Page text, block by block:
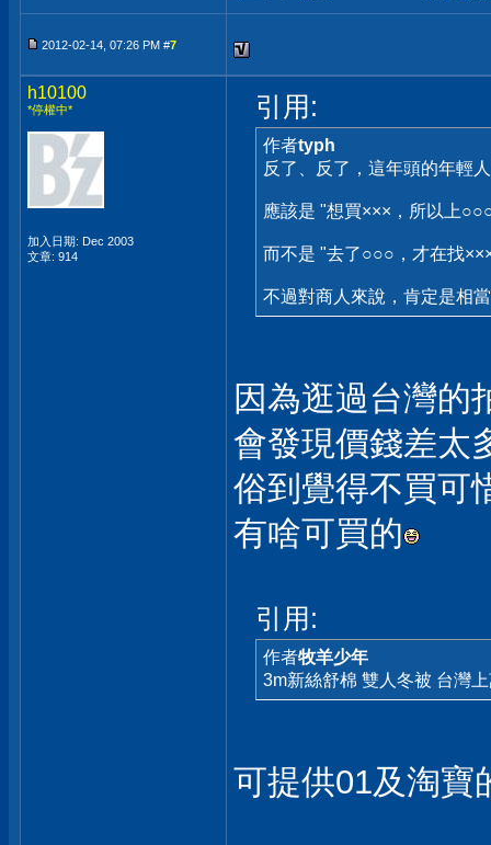
2012-02-14, 07:26 PM #7
h10100
*停權中*
加入日期: Dec 2003
文章: 914
引用:
作者typh
反了、反了，這年頭的年
應該是 "想買×××，所以上
而不是 "去了○○○，才在找
不過對商人來說，肯定是相
因為逛過台灣的
會發現價錢差太
俗到覺得不買可
有啥可買的
引用:
作者牧羊少年
3m新絲舒棉 雙人冬被 台灣
可提供01及淘寶